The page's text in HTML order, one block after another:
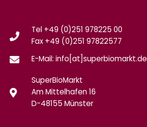
Tel +49 (0)251 978225 00
Fax +49 (0)251 97822577
E-Mail: info[at]superbiomarkt.de
SuperBioMarkt
Am Mittelhafen 16
D-48155 Münster